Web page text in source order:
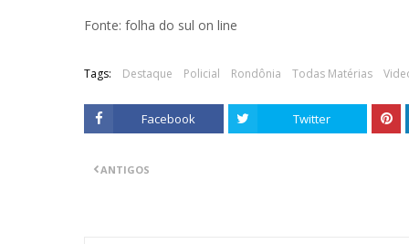
Fonte: folha do sul on line
Tags: Destaque Policial Rondônia Todas Matérias
Facebook Twitter
ANTIGOS